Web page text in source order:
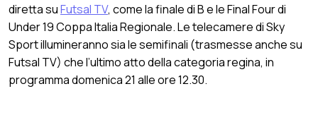
diretta suFutsal TV, come la finale di B e le Final Four di
Under 19 Coppa Italia Regionale. Le telecamere di Sky
Sport illumineranno sia le semifinali (trasmesse anche su
Futsal TV) che l’ultimo atto della categoria regina, in
programma domenica 21 alle ore 12.30.